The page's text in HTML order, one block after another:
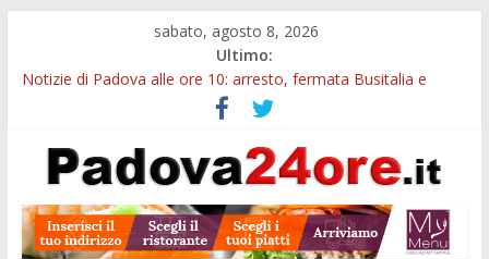
sabato, agosto 8, 2026
Ultimo:
Notizie di Padova alle ore 10: arresto, fermata Busitalia e
Notizie di Padova alle ore 23: maltrattamenti, arresto a
Limena e progetto Cool Shop
Bando sicurezza urbana Veneto: 650mila euro per Comuni e
Sicurezza esodo estivo Padova: più controlli su strade, stazioni
e treni